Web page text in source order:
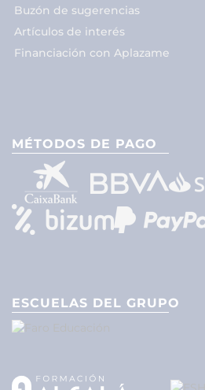
Buzón de sugerencias
Artículos de interés
Financiación con Aplazame
MÉTODOS DE PAGO
ESCUELAS DEL GRUPO